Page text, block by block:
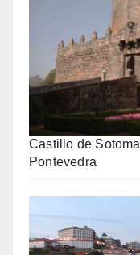
Castillo de
Pontevedra